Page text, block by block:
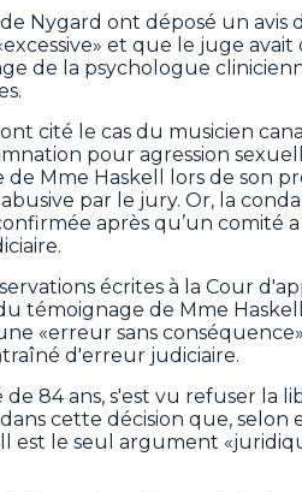
de Nygard ont déposé un
et que le juge
de la psychologue
cité le cas du musicien
pour agression
Mme Haskell lors de son
par le jury. Or, la
après qu’un comité a
écrites à la Cour
témoignage de Mme
«erreur sans
d'erreur judiciaire.
de 84 ans, s'est vu refuser la
cette décision que, selon
est le seul argument